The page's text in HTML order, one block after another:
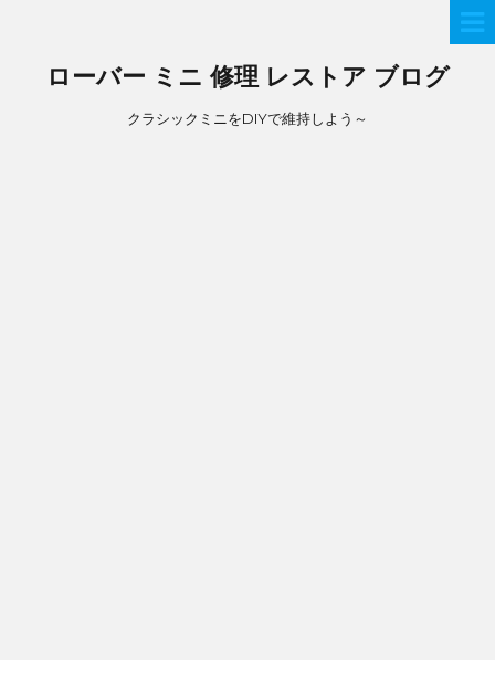
ローバー ミニ 修理 レストア ブログ
クラシックミニをDIYで維持しよう～